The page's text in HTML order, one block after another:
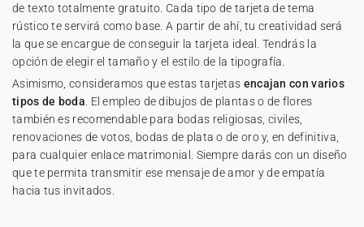
de texto totalmente gratuito. Cada tipo de tarjeta de tema
rústico te servirá como base. A partir de ahí, tu creatividad será
la que se encargue de conseguir la tarjeta ideal. Tendrás la
opción de elegir el tamaño y el estilo de la tipografía.
Asimismo, consideramos que estas tarjetas encajan con varios
tipos de boda . El empleo de dibujos de plantas o de flores
también es recomendable para bodas religiosas, civiles,
renovaciones de votos, bodas de plata o de oro y, en definitiva,
para cualquier enlace matrimonial. Siempre darás con un diseño
que te permita transmitir ese mensaje de amor y de empatía
hacia tus invitados.